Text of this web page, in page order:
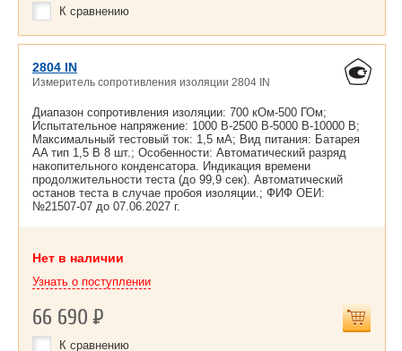
К сравнению
2804 IN
Измеритель сопротивления изоляции 2804 IN
Диапазон сопротивления изоляции: 700 кОм-500 ГОм;
Испытательное напряжение: 1000 В-2500 В-5000 В-10000 В;
Максимальный тестовый ток: 1,5 мА; Вид питания: Батарея
AA тип 1,5 В 8 шт.; Особенности: Автоматический разряд
накопительного конденсатора. Индикация времени
продолжительности теста (до 99,9 сек). Автоматический
останов теста в случае пробоя изоляции.; ФИФ ОЕИ:
№21507-07 до 07.06.2027 г.
Нет в наличии
Узнать о поступлении
66 690Р
К сравнению